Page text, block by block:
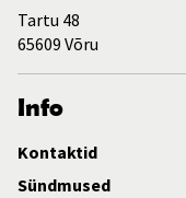
Tartu 48
65609 Võru
Info
Kontaktid
Sündmused